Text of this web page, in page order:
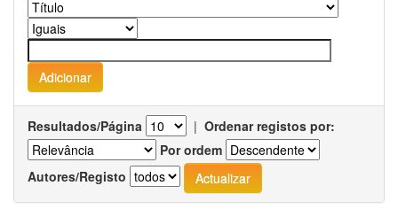
Resultados/Página | Ordenar registos por:
Por ordem
Autores/Registo